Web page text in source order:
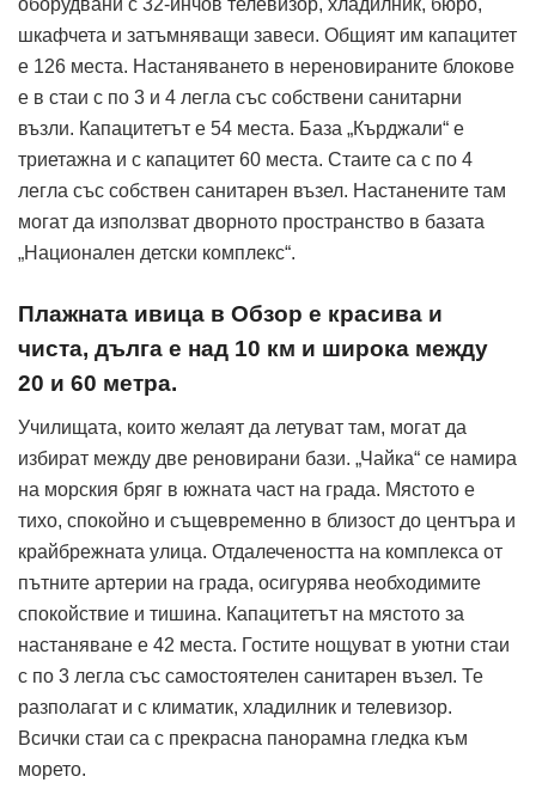
шкафчета и затъмняващи завеси. Общият им капацитет
е 126 места. Настаняването в нереновираните блокове
е в стаи с по 3 и 4 легла със собствени санитарни
възли. Капацитетът е 54 места. База „Кърджали“ е
триетажна и с капацитет 60 места. Стаите са с по 4
легла със собствен санитарен възел. Настанените там
могат да използват дворното пространство в базата
„Национален детски комплекс“.
Плажната ивица в Обзор е красива и
чиста, дълга е над 10 км и широка между
20 и 60 метра.
Училищата, които желаят да летуват там, могат да
избират между две реновирани бази. „Чайка“ се намира
на морския бряг в южната част на града. Мястото е
тихо, спокойно и същевременно в близост до центъра и
крайбрежната улица. Отдалечеността на комплекса от
пътните артерии на града, осигурява необходимите
спокойствие и тишина. Капацитетът на мястото за
настаняване е 42 места. Гостите нощуват в уютни стаи
с по 3 легла със самостоятелен санитарен възел. Те
разполагат и с климатик, хладилник и телевизор.
Всички стаи са с прекрасна панорамна гледка към
морето.